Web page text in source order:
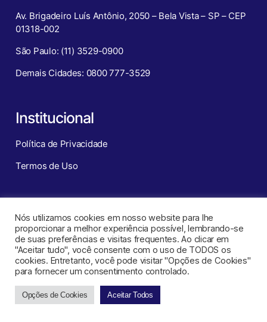
Av. Brigadeiro Luís Antônio, 2050 – Bela Vista – SP – CEP
01318-002
São Paulo: (11) 3529-0900
Demais Cidades: 0800 777-3529
Institucional
Política de Privacidade
Termos de Uso
Redes Sociais
CNT – Central de Negócios Turísticos ©
Nós utilizamos cookies em nosso website para lhe
proporcionar a melhor experiência possível, lembrando-se
de suas preferências e visitas frequentes. Ao clicar em
"Aceitar tudo", você consente com o uso de TODOS os
cookies. Entretanto, você pode visitar "Opções de Cookies"
para fornecer um consentimento controlado.
Opções de Cookies Aceitar Todos